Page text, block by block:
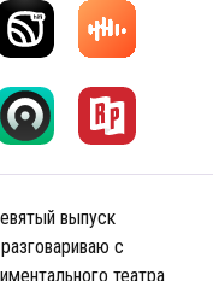
выпуск
с
театра